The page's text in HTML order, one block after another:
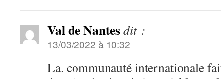
Val de Nantesdit :
13/03/2022 à 10:32
La. communauté internationale